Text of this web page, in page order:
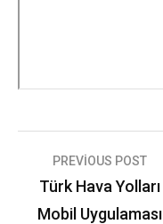
gezinmesi
PREVIOUS POST
Türk Hava Yolları
Mobil Uygulaması